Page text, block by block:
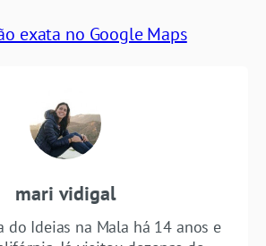
exata no Google Maps
mari vidigal
do Ideias na Mala há 14 anos e